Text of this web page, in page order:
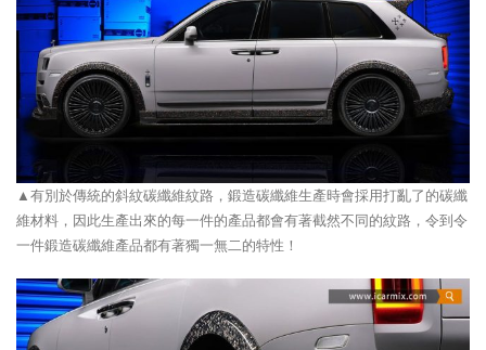
▲有別於傳統的斜紋碳纖維紋路，鍛造碳纖維生產時會採用打亂了的碳纖
維材料，因此生產出來的每一件的產品都會有著截然不同的紋路，令到令
一件鍛造碳纖維產品都有著獨一無二的特性！